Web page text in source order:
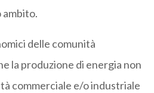
ambito.
delle comunità
la produzione di energia non
commerciale e/o industriale